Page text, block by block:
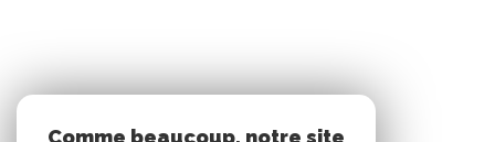
Comme beaucoup, notre site